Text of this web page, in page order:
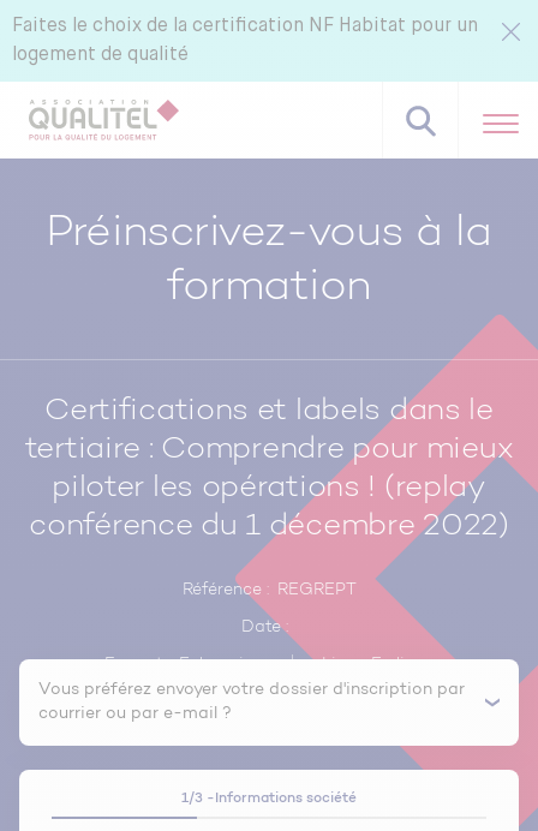
Faites le choix de la certification NF Habitat pour un
logement de qualité
Préinscrivez-vous à la
formation
Certifications et labels dans le
tertiaire : Comprendre pour mieux
piloter les opérations ! (replay
conférence du 1 décembre 2022)
Référence : REGREPT
Date :
Vous préférez envoyer votre dossier d'inscription par
courrier ou par e-mail ?
1/3 - Informations société